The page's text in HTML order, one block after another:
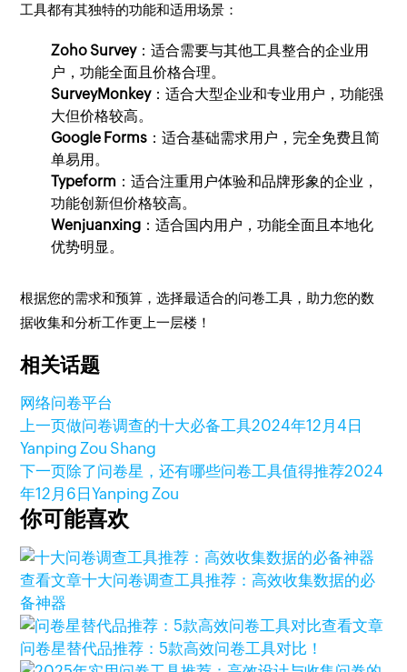
工具都有其独特的功能和适用场景：
Zoho Survey：适合需要与其他工具整合的企业用
户，功能全面且价格合理。
SurveyMonkey：适合大型企业和专业用户，功能强
大但价格较高。
Google Forms ：适合基础需求用户，完全免费且简
单易用。
Typeform ：适合注重用户体验和品牌形象的企业，
功能创新但价格较高。
Wenjuanxing ：适合国内用户，功能全面且本地化
优势明显。
根据您的需求和预算，选择最适合的问卷工具，助力您的数
据收集和分析工作更上一层楼！
相关话题
网络问卷平台
上一页做问卷调查的十大必备工具2024年12月4日
Yanping Zou Shang
下一页除了问卷星，还有哪些问卷工具值得推荐2024
年12月6日Yanping Zou
你可能喜欢
查看文章十大问卷调查工具推荐：高效收集数据的必
备神器
查看文章
问卷星替代品推荐：5款高效问卷工具对比！